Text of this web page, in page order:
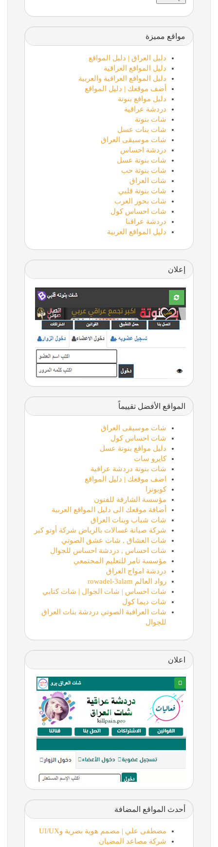
مواقع مميزة
دليل العراق | دليل المواقع
دليل المواقع العراقية
دليل المواقع العراقية والعربية
أضف موقعك | دليل المواقع
دليل مواقع بنوتة
دردشة عراقية
شات بنوتة
شات بنات عسل
شات موسيقى العراق
دردشة احساس
شات بنوتة عسل
شات بنوتة حب
شات العراق
شات بنوتة قلبي
شات بحور العرب
شات احساس كول
دردشة عراقنا
دليل المواقع العربية
إعلان
المواقع الأفضل تقييماً
شات موسيقى العراق
شات احساس كول
دليل مواقع بنوتة عسل
كايرو سات
شات بنوتة دردشة عراقية
اضف موقعك | دليل المواقع
كوبونزا
مؤسسة الشارقة للفنون
أضافة موقعك الى دليل المواقع العربية
شات شباب وبنات العراق
شركة صيانة غسالات بالرياض شركة أوتو كير
شات العشاق , شات عشق الصوتي
شات احساس , دردشة احساس للجوال
مؤسسة تامر للتعليم المجتمعي
دردشة امواج العراق
رواد العالم rowadel-3alam
شات احساس | شات الجوال | شات كتابي
شات ديما كول
شات العراقية الصوتي دردشة بنات العراق
للجوال
اعلان
أحدث المواقع المضافة
مصطفى علي | مصمم هوية بصرية وUI/UX
شركة مصاعد المضيان